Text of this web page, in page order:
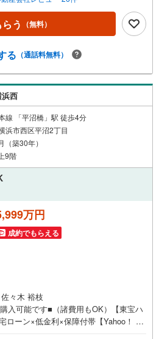
ーン」の対象になります。「資料をも
する」ボタンからお問い合わせくださ
JAPAN IDでログインしてください。※P
感謝してこれからも楽しく素敵なお家
東宝ハウス溝の口に相談してみません
なくて大丈夫！まずはお客様の夢をお
の「不安」を「安心」に変える「未来
店時に好評です。スタッフ一同いつで
をお待ちしております。
う （無料）
る （通話料無料）
西
線 「平沼橋」駅 徒歩4分
浜市西区平沼2丁目
（築30年）
9階
万円
成約でもらえる
佐々木 裕枝
入可能です■（諸費用もOK）【東宝ハ
ローン×低金利×保障付帯【Yahoo！ 不